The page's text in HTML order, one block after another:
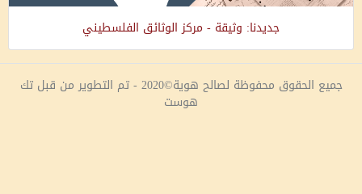
جديدنا: وثيقة - مركز الوثائق الفلسطيني
جميع الحقوق محفوظة لصالح هوية©2020 - تم التطوير من قبل تك
هوست